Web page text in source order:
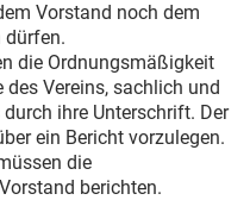
Vorstand noch dem
dürfen.
die Ordnungsmäßigkeit
Vereins, sachlich und
ihre Unterschrift. Der
ein Bericht vorzulegen.
die
berichten.